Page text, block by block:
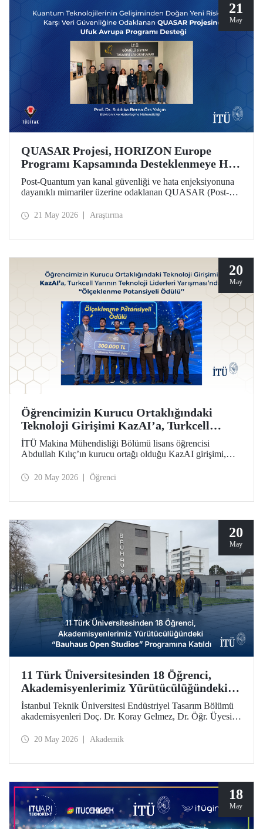
21
May
QUASAR Projesi, HORIZON Europe
Programı Kapsamında Desteklenmeye Hak
Kazandı
Post-Quantum yan kanal güvenliği ve hata enjeksiyonuna
dayanıklı mimariler üzerine odaklanan QUASAR (Post-
Architectures for RISC V Platforms) projesi, HORIZON
21 May 2026 Araştırma
20
May
Öğrencimizin Kurucu Ortaklığındaki
Teknoloji Girişimi KazAI’a, Turkcell
Yarının Teknoloji Liderleri Yarışmasında
“Ölçeklenme Potansiyeli Ödülü”
İTÜ Makina Mühendisliği Bölümü lisans öğrencisi
Abdullah Kılıç’ın kurucu ortağı olduğu KazAI girişimi,
Potansiyeli Ödülü”nün sahibi oldu. Farklı disiplinlerden
20 May 2026 Öğrenci
20
May
11 Türk Üniversitesinden 18 Öğrenci,
Akademisyenlerimiz Yürütücülüğündeki
“Bauhaus Open Studios” Programına
Katıldı
İstanbul Teknik Üniversitesi Endüstriyel Tasarım Bölümü
akademisyenleri Doç. Dr. Koray Gelmez, Dr. Öğr. Üyesi
ve Stiftung Bauhaus Dessau iş birliğiyle geçen Eylül
20 May 2026 Akademik
18
May